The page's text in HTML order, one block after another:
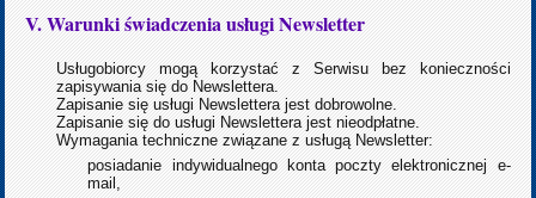
V. Warunki świadczenia usługi Newsletter
Usługobiorcy mogą korzystać z Serwisu bez konieczności
zapisywania się do Newslettera.
Zapisanie się usługi Newslettera jest dobrowolne.
Zapisanie się do usługi Newslettera jest nieodpłatne.
Wymagania techniczne związane z usługą Newsletter:
posiadanie indywidualnego konta poczty elektronicznej e-
mail,